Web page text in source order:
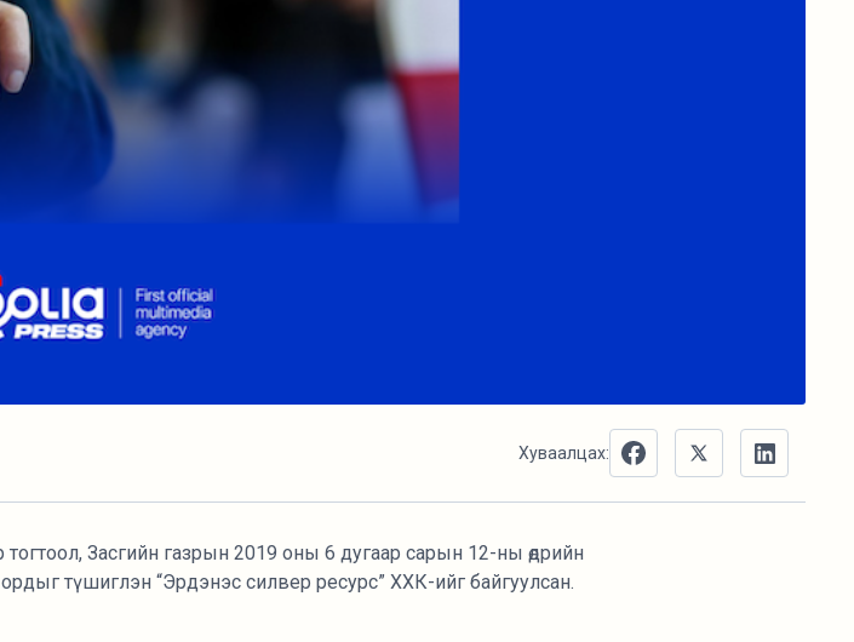
Хуваалцах:
Засгийн газрын 2019 оны 6 дугаар сарын 12-ны өдрийн
түшиглэн “Эрдэнэс силвер ресурс” ХХК-ийг байгуулсан.